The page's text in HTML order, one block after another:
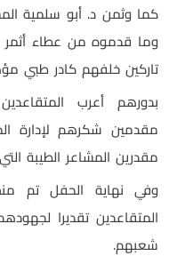
كما وثمن د. أبو سلمية
وما قدموه من عطاء أثمر
تاركين خلفهم كادر طبي
بدورهم أعرب
مقدمين شكرهم لإدارة
مقدرين المشاعر الطيبة
وفي نهاية الحفل تم منح
المتقاعدين تقديرا
شعبهم.